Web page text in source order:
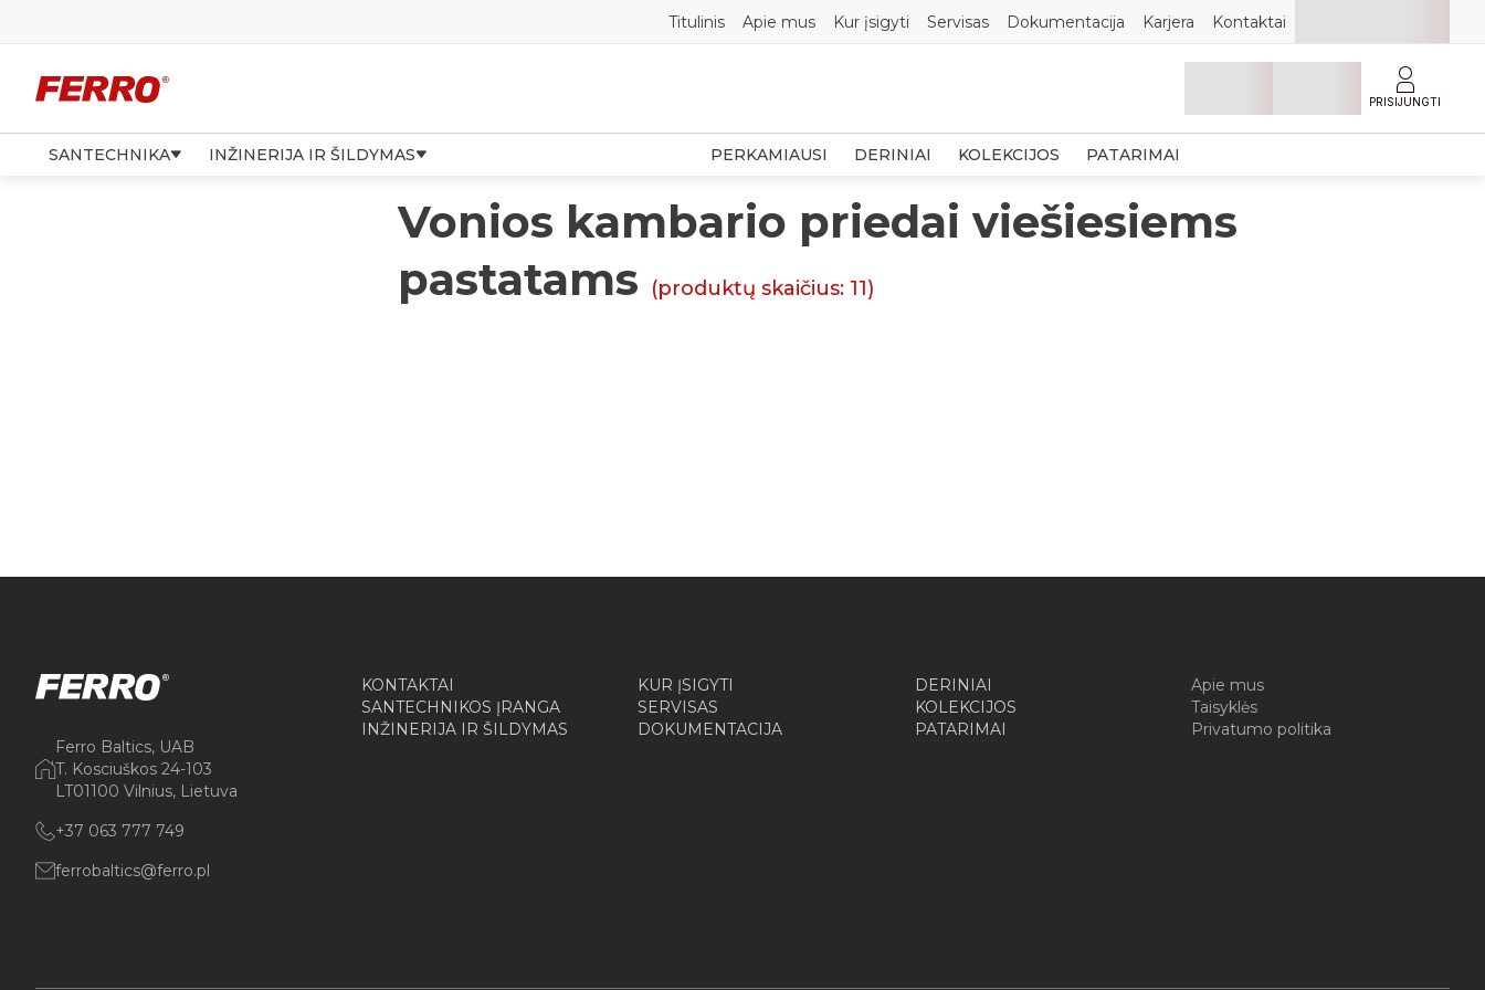
Titulinis Apie mus Kur įsigyti Servisas Dokumentacija Karjera Kontaktai
PRISIJUNGTI
SANTECHNIKA INŽINERIJA IR ŠILDYMAS PERKAMIAUSI DERINIAI KOLEKCIJOS PATARIMAI
Vonios kambario priedai viešiesiems
pastatams
(produktų skaičius: 11)
Ferro Baltics, UAB
T. Kosciuškos 24-103
LT01100 Vilnius, Lietuva
+37 063 777 749
ferrobaltics@ferro.pl
KONTAKTAI
SANTECHNIKOS ĮRANGA
INŽINERIJA IR ŠILDYMAS
KUR ĮSIGYTI
SERVISAS
DOKUMENTACIJA
DERINIAI
KOLEKCIJOS
PATARIMAI
Apie mus
Taisyklės
Privatumo politika